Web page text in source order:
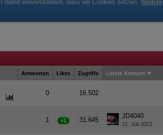
damit einverstanden, dass wir Cookies setzen. Weitere
Antworten Likes Zugriffe Letzte Antwort
0 16.502
1 +1 31.645
JD4040
21. Juli 2023